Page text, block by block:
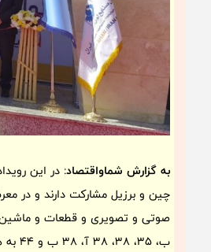
به گزارش شماواقتصاد
چین و برزیل مشارکت دارند و در
ب، 35، 38، 38 آ، 38 ب و 44 به همراه فضای باز است.